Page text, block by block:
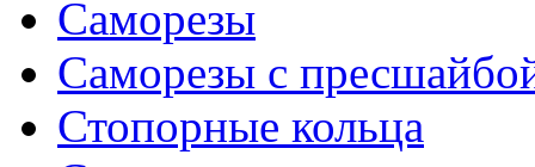
Саморезы
Саморезы с
Стопорные кольца